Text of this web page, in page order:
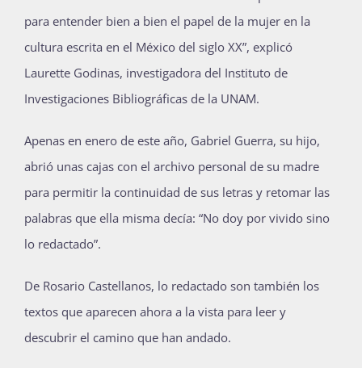
para entender bien a bien el papel de la mujer en la
cultura escrita en el México del siglo XX”, explicó
Laurette Godinas, investigadora del Instituto de
Investigaciones Bibliográficas de la UNAM.
Apenas en enero de este año, Gabriel Guerra, su hijo,
abrió unas cajas con el archivo personal de su madre
para permitir la continuidad de sus letras y retomar las
palabras que ella misma decía: “No doy por vivido sino
lo redactado”.
De Rosario Castellanos, lo redactado son también los
textos que aparecen ahora a la vista para leer y
descubrir el camino que han andado.